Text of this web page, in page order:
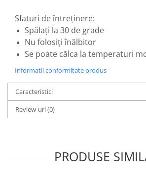
Sfaturi de întreținere:
Spălați la 30 de grade
Nu folosiți înălbitor
Se poate călca la temperaturi
Informatii conformitate produs
Caracteristici
Review-uri(0)
PRODUSE